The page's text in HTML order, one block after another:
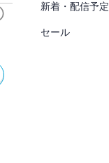
新着・配信予定
セール